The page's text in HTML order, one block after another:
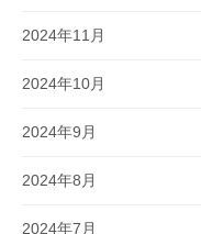
2024年11月
2024年10月
2024年9月
2024年8月
2024年7月